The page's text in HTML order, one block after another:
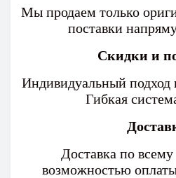
Мы продаем только
поставки
Скидки и
Индивидуальный подход
Гибкая
Доставка по всему
возможностью